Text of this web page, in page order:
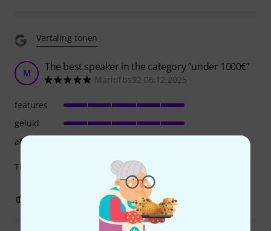
Vertaling tonen
M The best speaker in the category “under 1000€”
MarioTbs92 06.12.2025
There is no better speaker in this category.
features
geluid
afwerking
EVALUATIE MELDEN